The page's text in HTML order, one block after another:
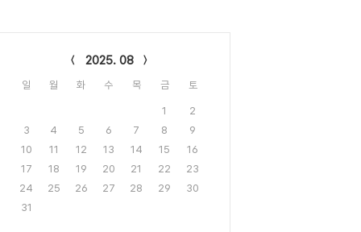
2025. 08
일 월 화 수 목 금 토
1
2
3
4 5 6 7 8
9
10
11 12 13 14 15
16
17
18 19 20 21 22
23
24
25 26 27 28 29
30
31